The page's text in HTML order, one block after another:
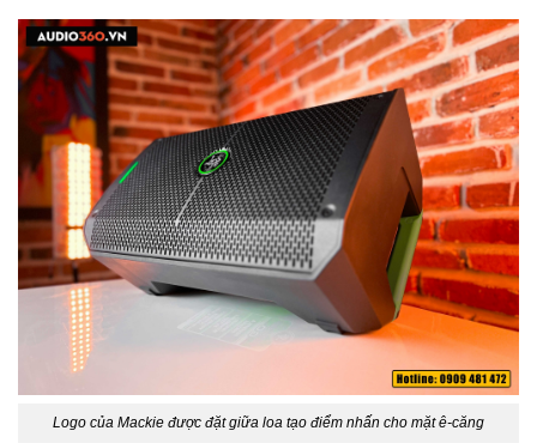
Logo của Mackie được đặt giữa loa tạo điểm nhấn cho mặt ê-căng